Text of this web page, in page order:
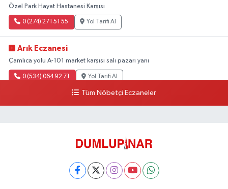
Özel Park Hayat Hastanesi Karşısı
0 (274) 271 51 55 Yol Tarifi Al
Arık Eczanesi
Çamlıca yolu A-101 market karşısı salı pazarı yanı
0 (534) 064 92 71 Yol Tarifi Al
Tüm Nöbetçi Eczaneler